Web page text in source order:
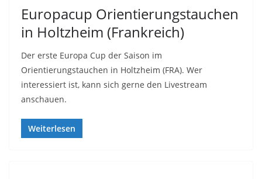
Europacup Orientierungstauchen
in Holtzheim (Frankreich)
Der erste Europa Cup der Saison im
Orientierungstauchen in Holtzheim (FRA). Wer
interessiert ist, kann sich gerne den Livestream
anschauen.
Weiterlesen